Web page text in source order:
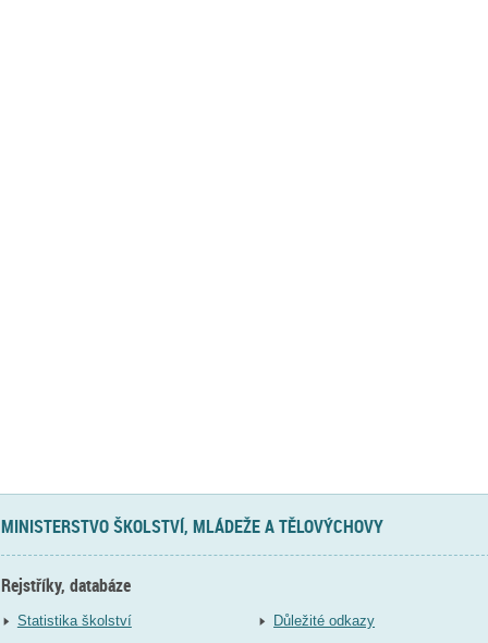
MINISTERSTVO ŠKOLSTVÍ, MLÁDEŽE A TĚLOVÝCHOVY
Rejstříky, databáze
Statistika školství
Důležité odkazy